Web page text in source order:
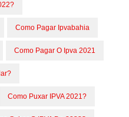
Como Pagar Ipvabahia
Como Pagar O Ipva 2021
Como Puxar IPVA 2021?